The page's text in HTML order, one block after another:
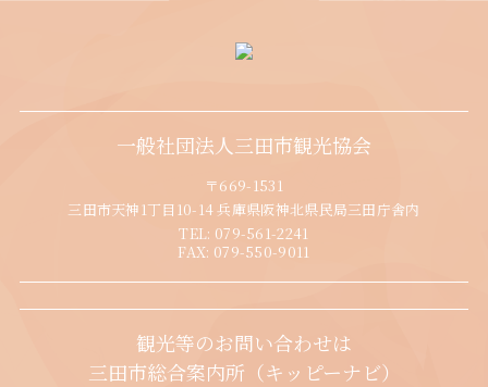
一般社団法人三田市観光協会
〒669-1531
三田市天神1丁目10-14 兵庫県阪神北県民局三田庁舎内
TEL: 079-561-2241
FAX: 079-550-9011
観光等のお問い合わせは
三田市総合案内所（キッピーナビ）